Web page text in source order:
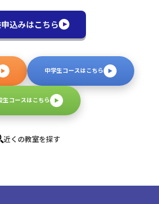
ンケートへ
一部学年を除きます。
的に定着させる「らせん
カリキュラム( 授業計画) 、教材
庭学習で定着を強化
でわかる「学習日程カレンダー
しています。
学習計画表）」は学習内容を見え
ックができるようになっています。
授業前後を中心にとことん向き合
当していない先生にも質問するこ
信
き、難しい学習内容のリピート学
マ別の説明会も定期的に行い、テ
具体的な対策や学習方法について
の皆さまとの面談も随時行って
込みはこちら
中学生コースはこちら
生コースはこちら
近くの教室を探す